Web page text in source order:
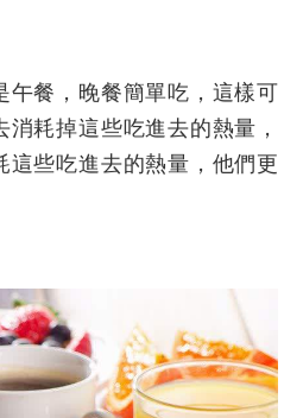
午餐，晚餐簡單吃，這樣可
耗掉這些吃進去的熱量，
這些吃進去的熱量，他們更